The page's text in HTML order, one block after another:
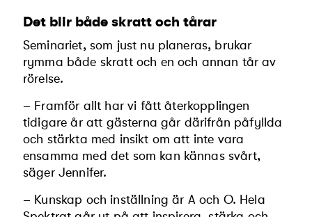
Det blir både skratt och tårar
Seminariet, som just nu planeras, brukar
rymma både skratt och en och annan tår av
rörelse.
– Framför allt har vi fått återkopplingen
tidigare år att gäs­terna går därifrån påfyllda
och stärkta med insikt om att inte vara
ensamma med det som kan kännas svårt,
säger Jennifer.
– Kunskap och inställning är A och O. Hela